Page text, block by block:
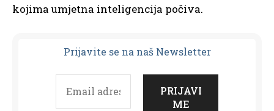
kojima umjetna inteligencija počiva.
Prijavite se na naš Newsletter